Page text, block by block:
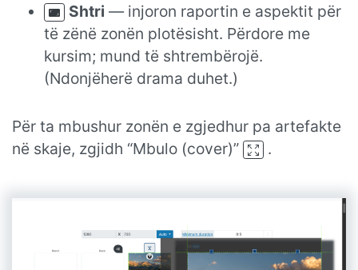
Shtri — injoron raportin e aspektit për
të zënë zonën plotësisht. Përdore me
kursim; mund të shtrembërojë.
(Ndonjëherë drama duhet.)
Për ta mbushur zonën e zgjedhur pa artefakte
në skaje, zgjidh “Mbulo (cover)”
.